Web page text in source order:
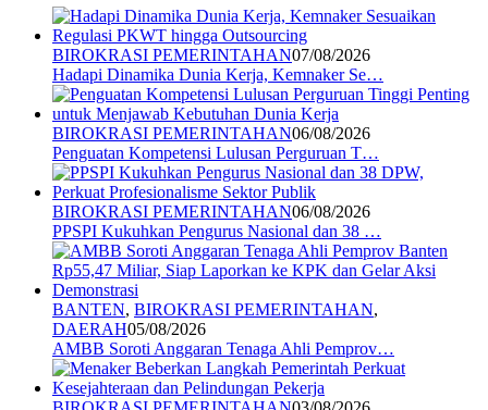
BIROKRASI PEMERINTAHAN07/08/2026
Hadapi Dinamika Dunia Kerja, Kemnaker Se…
BIROKRASI PEMERINTAHAN06/08/2026
Penguatan Kompetensi Lulusan Perguruan T…
BIROKRASI PEMERINTAHAN06/08/2026
PPSPI Kukuhkan Pengurus Nasional dan 38 …
BANTEN, BIROKRASI PEMERINTAHAN,
DAERAH05/08/2026
AMBB Soroti Anggaran Tenaga Ahli Pemprov…